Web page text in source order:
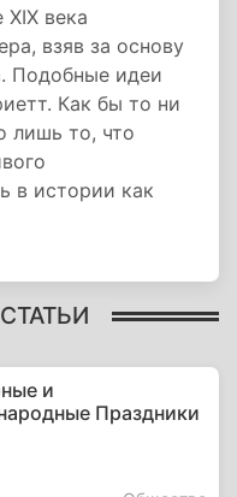
века
взяв за основу
Подобные идеи
Как бы то ни
лишь то, что
в истории как
и
Праздники